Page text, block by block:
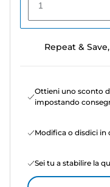
1
Repeat &
Ottieni uno sconto
impostando
Modifica o disdici in
Sei tu a stabilire la